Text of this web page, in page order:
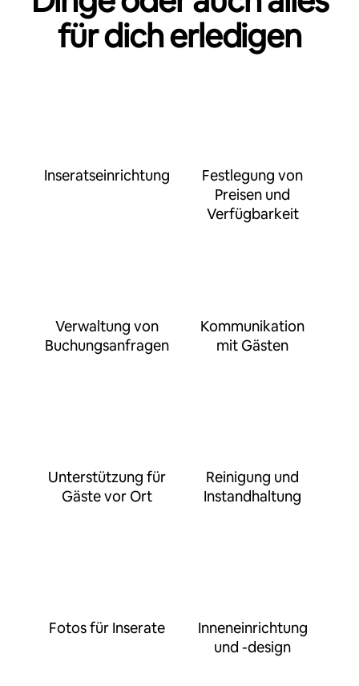
für dich erledigen
Inseratseinrichtung
Festlegung von
Preisen und
Verfügbarkeit
Verwaltung von
Buchungsanfragen
Kommunikation
mit Gästen
Unterstützung für
Gäste vor Ort
Reinigung und
Instandhaltung
Fotos für Inserate
Inneneinrichtung
und -design